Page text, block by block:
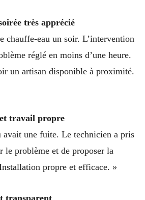
très apprécié
chauffe-eau un soir. L’intervention
réglé en moins d’une heure.
un artisan disponible à proximité.
travail propre
avait une fuite. Le technicien a pris
le problème et de proposer la
propre et efficace. »